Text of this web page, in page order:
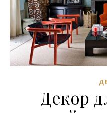
Декор